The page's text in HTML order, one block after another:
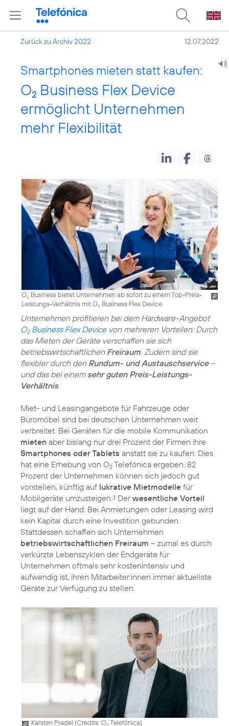
Zurück zu Archiv 2022 12.07.2022
Smartphones mieten statt kaufen:
O2 Business Flex Device
ermöglicht Unternehmen
mehr Flexibilität
O2 Business bietet Unternehmen ab sofort zu einem Top-Preis-
Leistungs-Verhältnis mit O2 Business Flex Device.
Unternehmen profitieren bei dem Hardware-Angebot
O2Business Flex Devicevon mehreren Vorteilen: Durch
das Mieten der Geräte verschaffen sie sich
betriebswirtschaftlichen Freiraum . Zudem sind sie
flexibler durch den Rundum- und Austauschservice–
und das bei einem sehr guten Preis-Leistungs-
Verhältnis.
Miet- und Leasingangebote für Fahrzeuge oder
Büromöbel sind bei deutschen Unternehmen weit
verbreitet. Bei Geräten für die mobile Kommunikation
mieten aber bislang nur drei Prozent der Firmen ihre
Smartphones oder Tablets anstatt sie zu kaufen. Dies
hat eine Erhebung von O2 Telefónica ergeben. 82
Prozent der Unternehmen können sich jedoch gut
vorstellen, künftig auf lukrative Mietmodelle für
Mobilgeräte umzusteigen. 3 Derwesentliche Vorteil
liegt auf der Hand: Bei Anmietungen oder Leasing wird
kein Kapital durch eine Investition gebunden.
Stattdessen schaffen sich Unternehmen
betriebswirtschaftlichen Freiraum – zumal es durch
verkürzte Lebenszyklen der Endgeräte für
Unternehmen oftmals sehr kostenintensiv und
aufwendig ist, ihren Mitarbeiter:innen immer aktuellste
Geräte zur Verfügung zu stellen.
Karsten Pradel (Credits: O2Telefónica)